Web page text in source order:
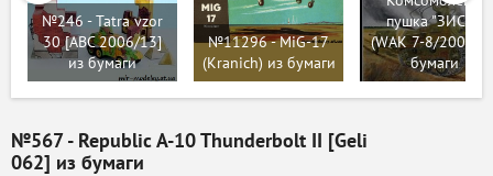
№246 - Tatra vzor
30 [ABC 2006/13]
из бумаги
№11296 - MiG-17
(Kranich) из бумаги
пушка "ЗИС-3"
(WAK 7-8/2007)
бумаги
№567 - Republic A-10 Thunderbolt II [Geli
062] из бумаги